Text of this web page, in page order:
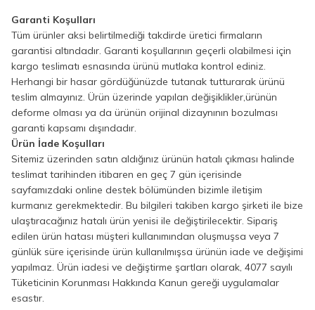
Garanti Koşulları
Tüm ürünler aksi belirtilmediği takdirde üretici firmaların
garantisi altındadır. Garanti koşullarının geçerli olabilmesi için
kargo teslimatı esnasında ürünü mutlaka kontrol ediniz.
Herhangi bir hasar gördüğünüzde tutanak tutturarak ürünü
teslim almayınız. Ürün üzerinde yapılan değişiklikler,ürünün
deforme olması ya da ürünün orijinal dizaynının bozulması
garanti kapsamı dışındadır.
Ürün İade Koşulları
Sitemiz üzerinden satın aldığınız ürünün hatalı çıkması halinde
teslimat tarihinden itibaren en geç 7 gün içerisinde
sayfamızdaki online destek bölümünden bizimle iletişim
kurmanız gerekmektedir. Bu bilgileri takiben kargo şirketi ile bize
ulaştıracağınız hatalı ürün yenisi ile değiştirilecektir. Sipariş
edilen ürün hatası müşteri kullanımından oluşmuşsa veya 7
günlük süre içerisinde ürün kullanılmışsa ürünün iade ve değişimi
yapılmaz. Ürün iadesi ve değiştirme şartları olarak, 4077 sayılı
Tüketicinin Korunması Hakkında Kanun gereği uygulamalar
esastır.